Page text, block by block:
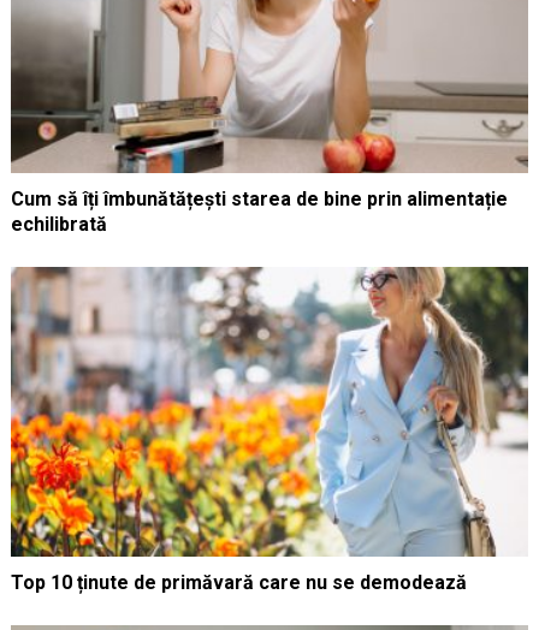
Cum să îți îmbunătățești starea de bine prin alimentație
echilibrată
Top 10 ținute de primăvară care nu se demodează